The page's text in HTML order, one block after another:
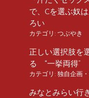
で、Cを選ぶ奴
ろい
カテゴリ: つぶやき
正しい選択肢を
る “一挙両得”
カテゴリ: 独自企画
みなとみらい行